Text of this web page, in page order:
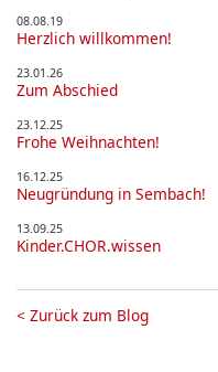
08.08.19
Herzlich willkommen!
23.01.26
Zum Abschied
23.12.25
Frohe Weihnachten!
16.12.25
Neugründung in Sembach!
13.09.25
Kinder.CHOR.wissen
< Zurück zum Blog